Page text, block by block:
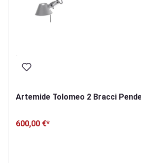
Artemide Tolomeo 2 Bracci
600,00 €*